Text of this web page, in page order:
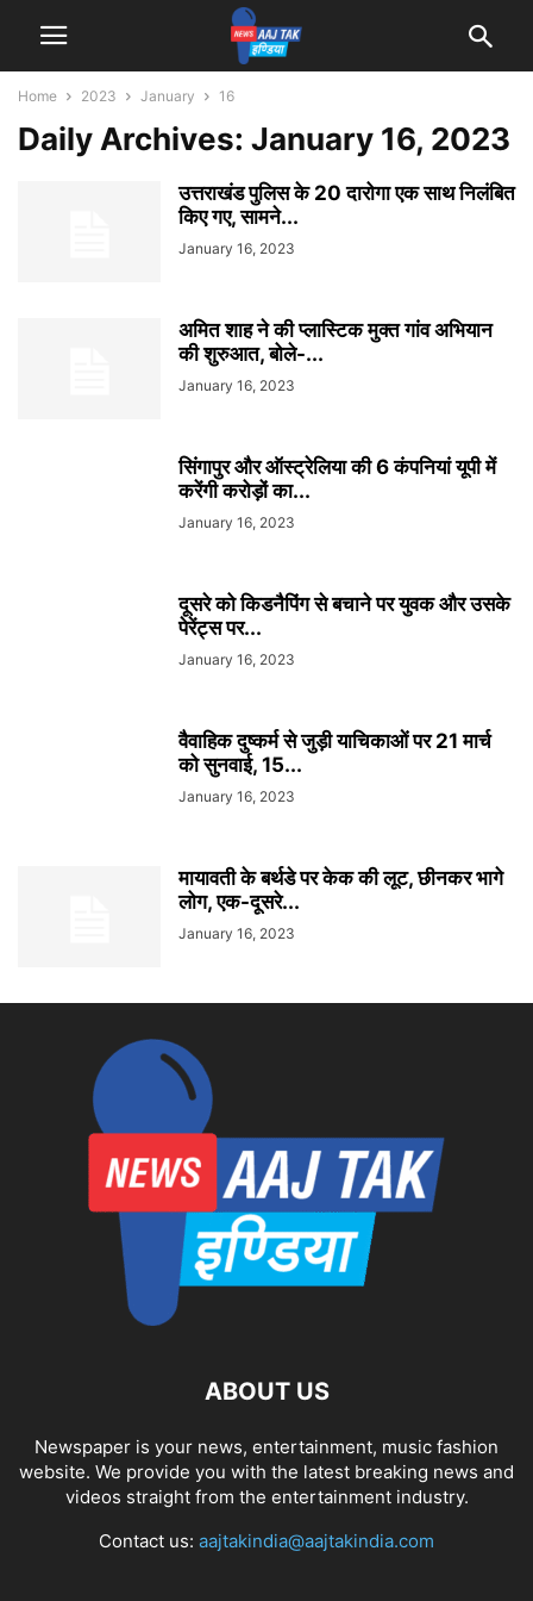
Home 2023 January 16
Daily Archives: January 16, 2023
उत्तराखंड पुलिस के 20 दारोगा एक साथ निलंबित
किए गए, सामने...
January 16, 2023
अमित शाह ने की प्लास्टिक मुक्त गांव अभियान
की शुरुआत, बोले-...
January 16, 2023
सिंगापुर और ऑस्ट्रेलिया की 6 कंपनियां यूपी में
करेंगी करोड़ों का...
January 16, 2023
दूसरे को किडनैपिंग से बचाने पर युवक और उसके
पेरेंट्स पर...
January 16, 2023
वैवाहिक दुष्कर्म से जुड़ी याचिकाओं पर 21 मार्च
को सुनवाई, 15...
January 16, 2023
मायावती के बर्थडे पर केक की लूट, छीनकर भागे
लोग, एक-दूसरे...
January 16, 2023
ABOUT US
Newspaper is your news, entertainment, music fashion
website. We provide you with the latest breaking news and
videos straight from the entertainment industry.
Contact us: aajtakindia@aajtakindia.com